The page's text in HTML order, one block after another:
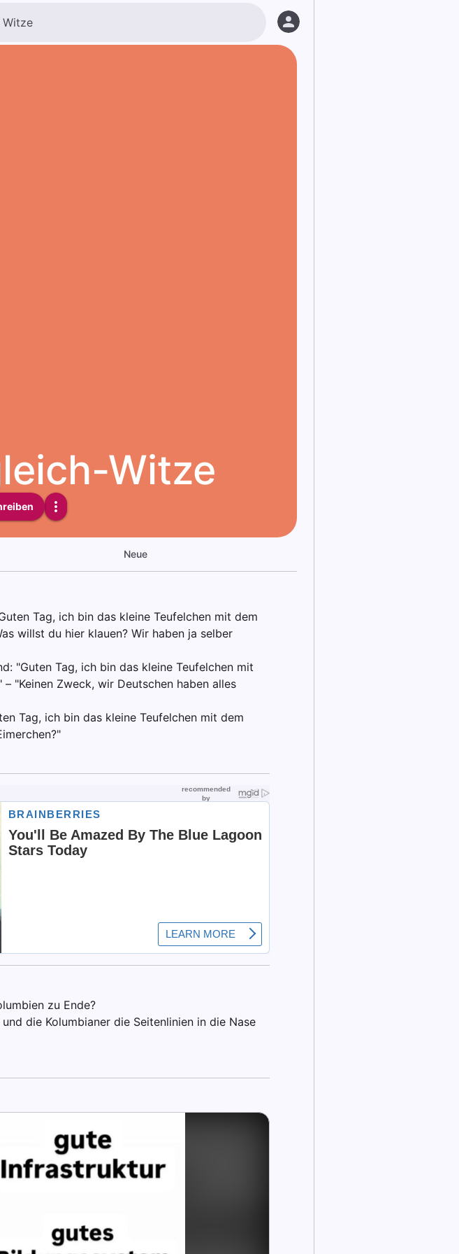
Witze
Neue
Tag, ich bin das kleine Teufelchen mit dem
willst du hier klauen? Wir haben ja selber
"Guten Tag, ich bin das kleine Teufelchen mit
"Keinen Zweck, wir Deutschen haben alles
Tag, ich bin das kleine Teufelchen mit dem
zu Ende?
die Kolumbianer die Seitenlinien in die Nase